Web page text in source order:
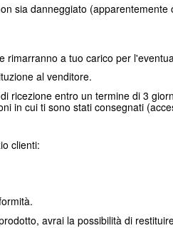
sia danneggiato
a tuo carico per
al venditore.
ricezione entro un termine di 3
in cui ti sono stati consegnati
clienti:
avrai la possibilità di